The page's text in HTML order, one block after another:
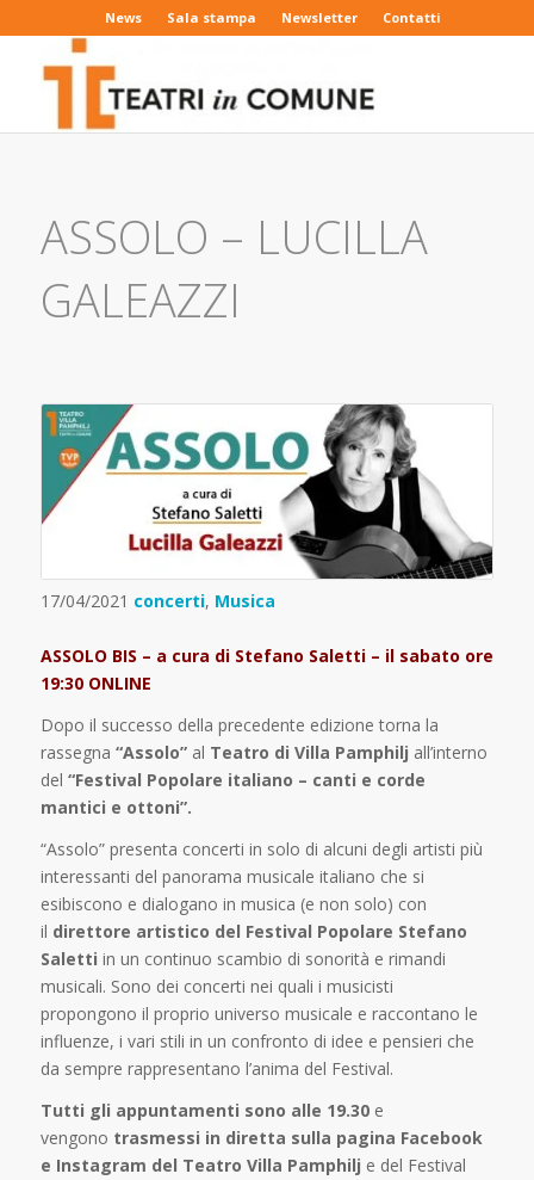
News Sala stampa Newsletter Contatti
ASSOLO – LUCILLA
GALEAZZI
17/04/2021 concerti, Musica
ASSOLO BIS – a cura di Stefano Saletti – il sabato ore
19:30 ONLINE
Dopo il successo della precedente edizione torna la
rassegna “Assolo”al Teatro di Villa Pamphilj all’interno
del “Festival Popolare italiano – canti e corde
mantici e ottoni”.
“Assolo” presenta concerti in solo di alcuni degli artisti più
interessanti del panorama musicale italiano che si
esibiscono e dialogano in musica (e non solo) con
il direttore artistico del Festival Popolare Stefano
Saletti in un continuo scambio di sonorità e rimandi
musicali. Sono dei concerti nei quali i musicisti
propongono il proprio universo musicale e raccontano le
influenze, i vari stili in un confronto di idee e pensieri che
da sempre rappresentano l’anima del Festival.
Tutti gli appuntamenti sono alle 19.30e
vengono trasmessi in diretta sulla pagina Facebook
e Instagram del Teatro Villa Pamphilj e del Festival